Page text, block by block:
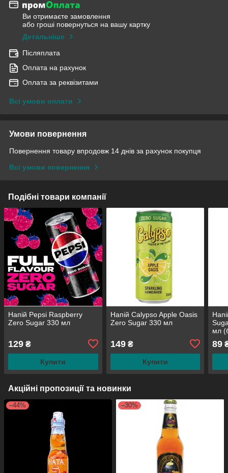
Ви отримаєте замовлення
або гроші повернуться на вашу картку
Детальніше
Післяплата
Оплата на рахунок
Оплата за реквізитами
Всі умови оплати
Умови повернення
Повернення товару впродовж 14 днів за рахунок покупця
Всі умови повернення
Подібні товари компанії
Напій Pepsi Raspberry
Zero Sugar 330 мл
129 ₴
Купити
Напій Calypso Apple Oasis
Zero Sugar 330 мл
149₴
Купити
мл
89
Акційні пропозиції та новинки
–44% –30%